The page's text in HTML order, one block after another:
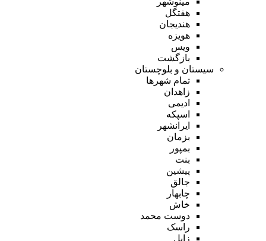
هفتگل
هندیجان
هویزه
ویس
بازگشت
سیستان و بلوچستان
تمام شهر‌ها
زاهدان
ادیمی
اسپکه
ایرانشهر
بزمان
بمپور
بنت
پیشین
جالق
چابهار
خاش
دوست محمد
راسک
زابل